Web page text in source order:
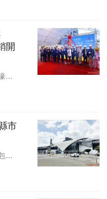
開
漾III
市
辦4